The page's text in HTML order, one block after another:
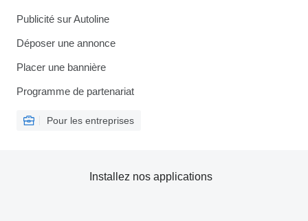
Publicité sur Autoline
Déposer une annonce
Placer une bannière
Programme de partenariat
Pour les entreprises
Installez nos applications